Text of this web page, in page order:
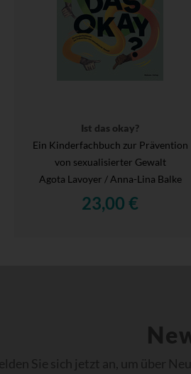
Ist das okay?
Ein Kinderfachbuch zur Prävention
von sexualisierter Gewalt
Agota Lavoyer / Anna-Lina Balke
23,00 €
Sie sich jetzt an, um über